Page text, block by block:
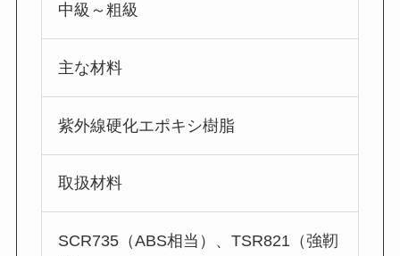
中級～粗級
主な材料
紫外線硬化エポキシ樹脂
取扱材料
SCR735（ABS相当）、TSR821（強靭